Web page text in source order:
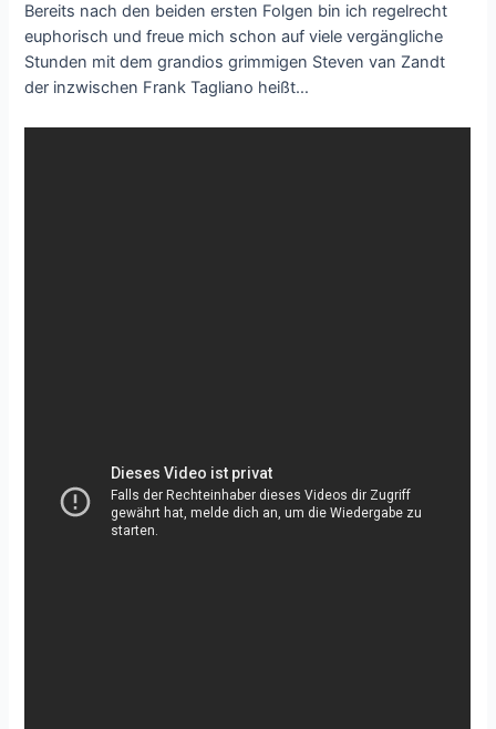
Bereits nach den beiden ersten Folgen bin ich regelrecht
euphorisch und freue mich schon auf viele vergängliche
Stunden mit dem grandios grimmigen Steven van Zandt
der inzwischen Frank Tagliano heißt…